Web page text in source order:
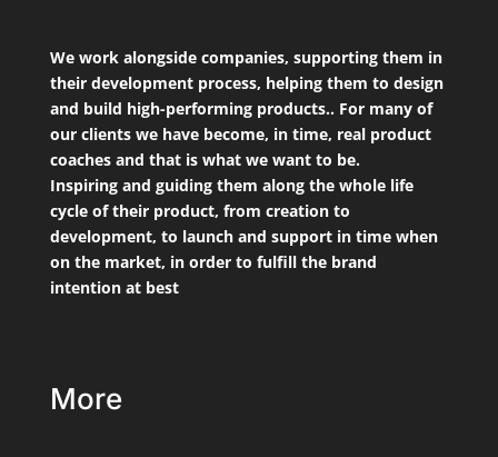
We work alongside companies, supporting them in
their development process, helping them to design
and build high-performing products.. For many of
our clients we have become, in time, real product
coaches and that is what we want to be.
Inspiring and guiding them along the whole life
cycle of their product, from creation to
development, to launch and support in time when
on the market, in order to fulfill the brand
intention at best
More